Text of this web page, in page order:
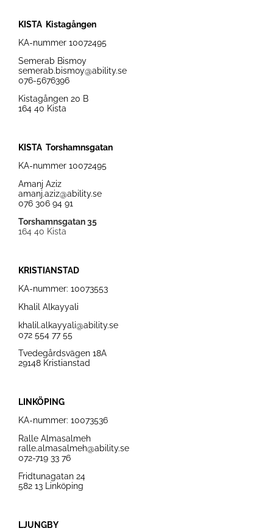
KISTA Kistagången
KA-nummer 10072495
Semerab Bismoy
semerab.bismoy@ability.se
076-5676396
Kistagången 20 B
164 40 Kista
KISTA Torshamnsgatan
KA-nummer 10072495
Amanj Aziz
amanj.aziz@ability.se
076 306 94 91
Torshamnsgatan 35
164 40 Kista
KRISTIANSTAD
KA-nummer: 10073553
Khalil Alkayyali
khalil.alkayyali@ability.se
072 554 77 55
Tvedegårdsvägen 18A
29148 Kristianstad
LINKÖPING
KA-nummer: 10073536
Ralle Almasalmeh
ralle.almasalmeh@ability.se
072-719 33 76
Fridtunagatan 24
582 13 Linköping
LJUNGBY